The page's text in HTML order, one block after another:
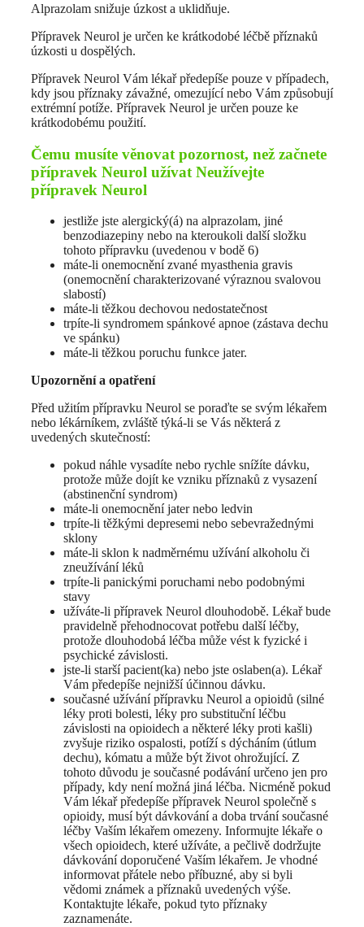
Alprazolam snižuje úzkost a uklidňuje.
Přípravek Neurol je určen ke krátkodobé léčbě příznaků
úzkosti u dospělých.
Přípravek Neurol Vám lékař předepíše pouze v případech,
kdy jsou příznaky závažné, omezující nebo Vám způsobují
extrémní potíže. Přípravek Neurol je určen pouze ke
krátkodobému použití.
Čemu musíte věnovat pozornost, než začnete
přípravek Neurol užívat Neužívejte
přípravek Neurol
jestliže jste alergický(á) na alprazolam, jiné
benzodiazepiny nebo na kteroukoli další složku
tohoto přípravku (uvedenou v bodě 6)
máte-li onemocnění zvané myasthenia gravis
(onemocnění charakterizované výraznou svalovou
slabostí)
máte-li těžkou dechovou nedostatečnost
trpíte-li syndromem spánkové apnoe (zástava dechu
ve spánku)
máte-li těžkou poruchu funkce jater.
Upozornění a opatření
Před užitím přípravku Neurol se poraďte se svým lékařem
nebo lékárníkem, zvláště týká-li se Vás některá z
uvedených skutečností:
pokud náhle vysadíte nebo rychle snížíte dávku,
protože může dojít ke vzniku příznaků z vysazení
(abstinenční syndrom)
máte-li onemocnění jater nebo ledvin
trpíte-li těžkými depresemi nebo sebevražednými
sklony
máte-li sklon k nadměrnému užívání alkoholu či
zneužívání léků
trpíte-li panickými poruchami nebo podobnými
stavy
užíváte-li přípravek Neurol dlouhodobě. Lékař bude
pravidelně přehodnocovat potřebu další léčby,
protože dlouhodobá léčba může vést k fyzické i
psychické závislosti.
jste-li starší pacient(ka) nebo jste oslaben(a). Lékař
Vám předepíše nejnižší účinnou dávku.
současné užívání přípravku Neurol a opioidů (silné
léky proti bolesti, léky pro substituční léčbu
závislosti na opioidech a některé léky proti kašli)
zvyšuje riziko ospalosti, potíží s dýcháním (útlum
dechu), kómatu a může být život ohrožující. Z
tohoto důvodu je současné podávání určeno jen pro
případy, kdy není možná jiná léčba. Nicméně pokud
Vám lékař předepíše přípravek Neurol společně s
opioidy, musí být dávkování a doba trvání současné
léčby Vaším lékařem omezeny. Informujte lékaře o
všech opioidech, které užíváte, a pečlivě dodržujte
dávkování doporučené Vaším lékařem. Je vhodné
informovat přátele nebo příbuzné, aby si byli
vědomi známek a příznaků uvedených výše.
Kontaktujte lékaře, pokud tyto příznaky
zaznamenáte.